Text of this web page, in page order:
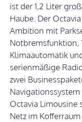
ist der 1,2 Liter
Haube. Der
Ambition mit
Notbremsfunktion,
Klimaautomatik
serienmäßige
zwei
Octavia Limousine
Netz im